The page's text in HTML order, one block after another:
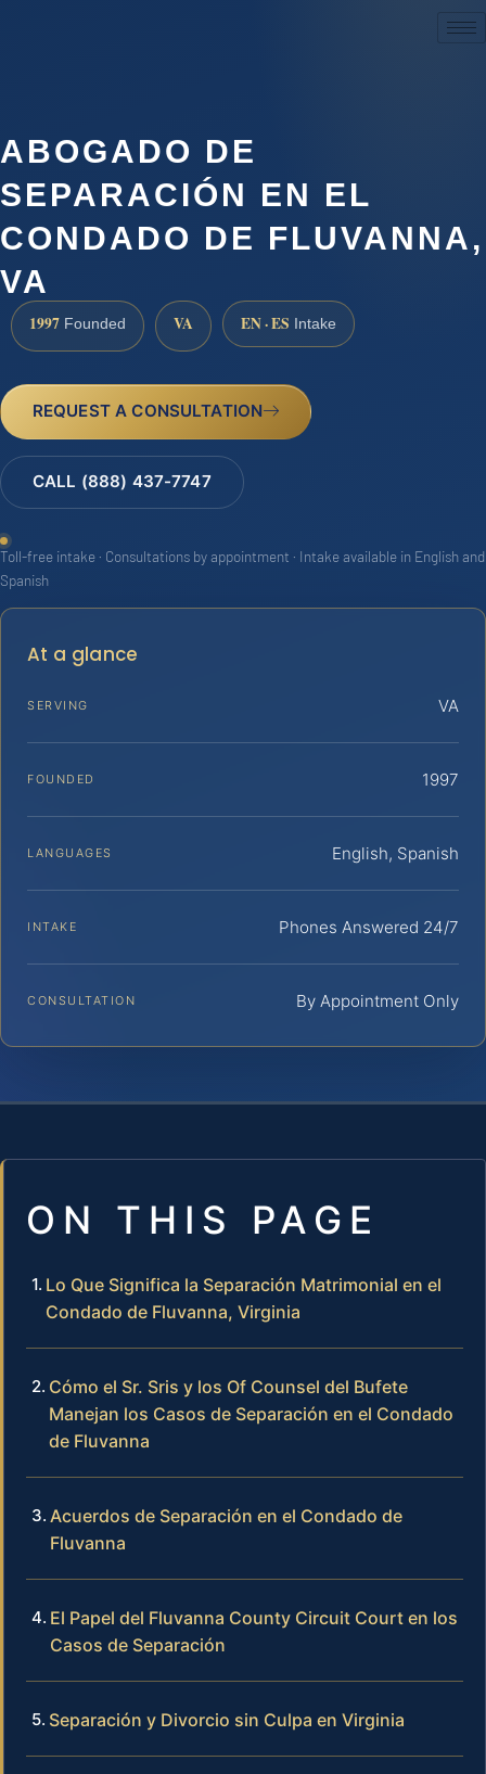
ABOGADO DE
SEPARACIÓN EN EL
CONDADO DE FLUVANNA,
VA
1997 Founded VA EN · ES Intake
REQUEST A CONSULTATION
CALL (888) 437-7747
Toll-free intake · Consultations by appointment · Intake available in English and
Spanish
At a glance
SERVING VA
FOUNDED 1997
LANGUAGES English, Spanish
INTAKE Phones Answered 24/7
CONSULTATION By Appointment Only
ON THIS PAGE
Lo Que Significa la Separación Matrimonial en el
Condado de Fluvanna, Virginia
Cómo el Sr. Sris y los Of Counsel del Bufete
Manejan los Casos de Separación en el Condado
de Fluvanna
Acuerdos de Separación en el Condado de
Fluvanna
El Papel del Fluvanna County Circuit Court en los
Casos de Separación
Separación y Divorcio sin Culpa en Virginia